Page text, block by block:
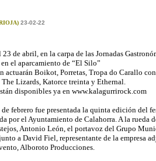
23-02-22
23 de abril, en la carpa de las Jornadas
el aparcamiento de “El Silo”
actuarán Boikot, Porretas, Tropa do Carallo
Lizards, Katorce treinta y Ethernal.
disponibles ya en www.kalagurrirock.com
febrero fue presentada la quinta edición del
por el Ayuntamiento de Calahorra. A la rueda
Antonio León, el portavoz del Grupo
a David Fiel, representante de la empresa
Alboroto Producciones.